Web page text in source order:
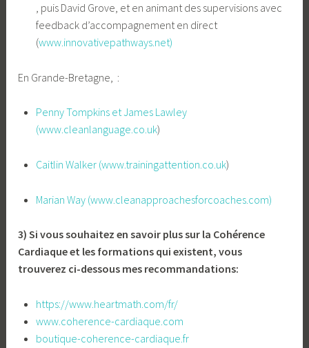
, puis David Grove, et en animant des supervisions avec
feedback d’accompagnement en direct
(www.innovativepathways.net)
En Grande-Bretagne, :
Penny Tompkins et James Lawley
(www.cleanlanguage.co.uk)
Caitlin Walker (www.trainingattention.co.uk)
Marian Way (www.cleanapproachesforcoaches.com)
3) Si vous souhaitez en savoir plus sur la Cohérence
Cardiaque et les formations qui existent, vous
trouverez ci-dessous mes recommandations:
https://www.heartmath.com/fr/
www.coherence-cardiaque.com
boutique-coherence-cardiaque.fr